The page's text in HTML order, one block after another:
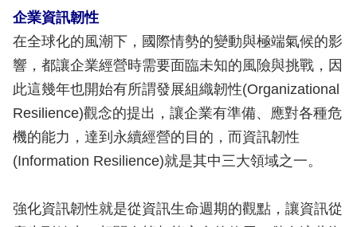
企業資訊韌性
在全球化的風潮下，國際情勢的變動與極端氣候的影
響，都讓企業經營時需要面臨未知的風險與挑戰，因
此這幾年也開始有所謂發展組織韌性(Organizational
Resilience)觀念的提出，讓企業有準備、應對各種危
機的能力，達到永續經營的目的，而資訊韌性
(Information Resilience)就是其中三大領域之一。
強化資訊韌性就是從資訊生命週期的觀點，讓資訊從